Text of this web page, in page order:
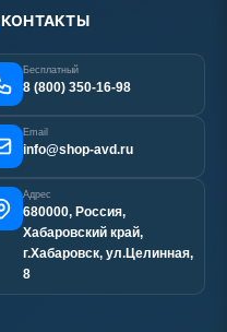
КОНТАКТЫ
Бесплатный
8 (800) 350-16-98
Email
info@shop-avd.ru
Адрес
680000, Россия,
Хабаровский край,
г.Хабаровск, ул.Целинная,
8